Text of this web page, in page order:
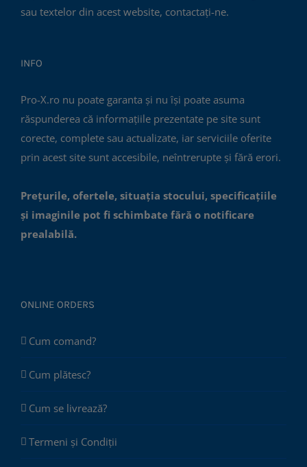
sau textelor din acest website, contactați-ne.
INFO
Pro-X.ro nu poate garanta și nu își poate asuma
răspunderea că informațiile prezentate pe site sunt
corecte, complete sau actualizate, iar serviciile oferite
prin acest site sunt accesibile, neîntrerupte și fără erori.
Prețurile, ofertele, situația stocului, specificațiile
și imaginile pot fi schimbate fără o notificare
prealabilă.
ONLINE ORDERS
Cum comand?
Cum plătesc?
Cum se livrează?
Termeni și Condiții